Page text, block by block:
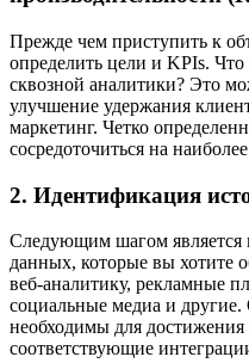
Прежде чем приступить к
определить цели и KPIs.
сквозной аналитики? Это
улучшение удержания
маркетинг. Четко
сосредоточиться на
2. Идентификация
Следующим шагом является
данных, которые вы хотите
веб-аналитику, рекламные
социальные медиа и
необходимы для
соответствующие